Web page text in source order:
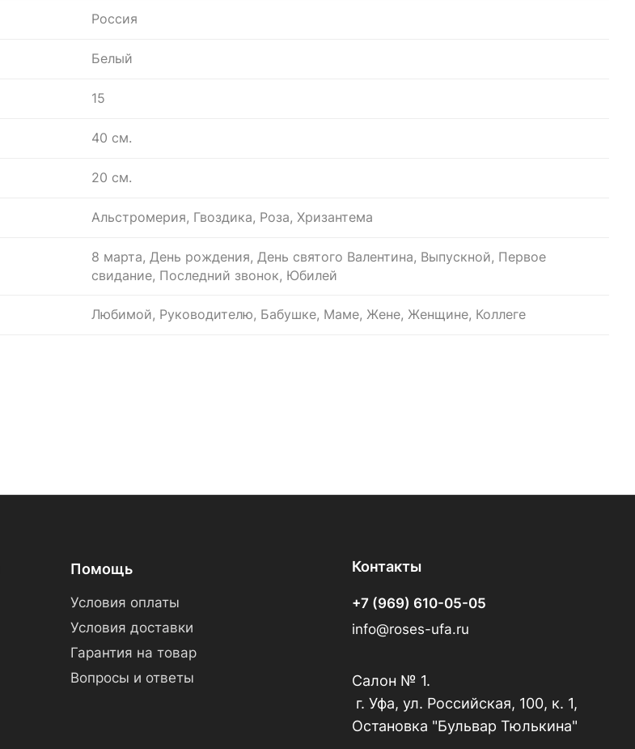
Россия
Белый
15
40 см.
20 см.
Альстромерия, Гвоздика, Роза, Хризантема
8 марта, День рождения, День святого Валентина, Выпускной, Первое
свидание, Последний звонок, Юбилей
Любимой, Руководителю, Бабушке, Маме, Жене, Женщине, Коллеге
Помощь
Условия оплаты
Условия доставки
Гарантия на товар
Вопросы и ответы
Контакты
+7 (969) 610-05-05
info@roses-ufa.ru
Салон № 1.
г. Уфа, ул. Российская, 100, к. 1,
Остановка "Бульвар Тюлькина"